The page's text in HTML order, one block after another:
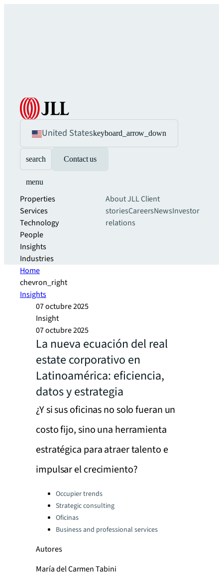
United Stateskeyboard_arrow_down
search Contact us
menu
Properties
Services
Technology
People
Insights
Industries
About JLLClient
storiesCareersNewsInvestor
relations
Home
chevron_right
Insights
07 octubre 2025
Insight
07 octubre 2025
La nueva ecuación del real
estate corporativo en
Latinoamérica: eficiencia,
datos y estrategia
¿Y si sus oficinas no solo fueran un
costo fijo, sino una herramienta
estratégica para atraer talento e
impulsar el crecimiento?
Categories:Occupier trends
Strategic consulting
Oficinas
Business and professional services
Autores
María del Carmen Tabini